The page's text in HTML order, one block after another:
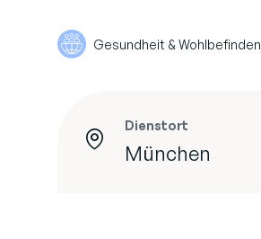
Gesundheit & Wohlbefinden
Dienstort
München